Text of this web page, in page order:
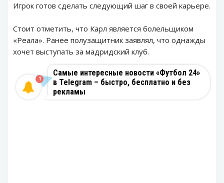
Игрок готов сделать следующий шаг в своей карьере.
Стоит отметить, что Карл является болельщиком
«Реала». Ранее полузащитник заявлял, что однажды
хочет выступать за мадридский клуб.
Самые интересные новости «Футбол 24»
в Telegram – быстро, бесплатно и без
рекламы
1